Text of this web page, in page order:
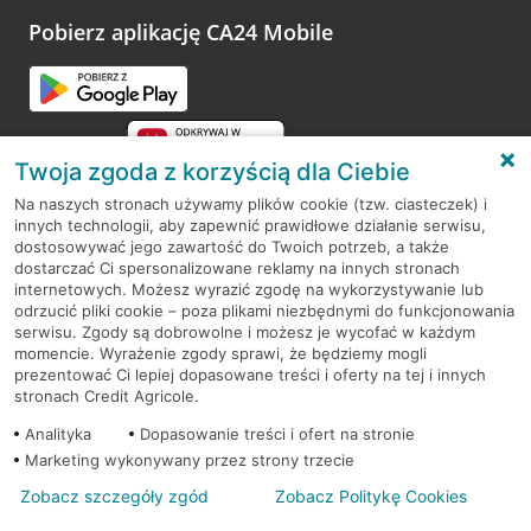
opinie.
Pobierz aplikację CA24 Mobile
RODO
Regulamin serwisu
Mapa serwisu
PolitykaCookies
© 2026 Credit Agricole Bank Polska S.A. Wszelkie prawa zastrzeżone
Twoja zgoda z korzyścią dla Ciebie
Na naszych stronach używamy plików cookie (tzw. ciasteczek) i
innych technologii, aby zapewnić prawidłowe działanie serwisu,
dostosowywać jego zawartość do Twoich potrzeb, a także
dostarczać Ci spersonalizowane reklamy na innych stronach
internetowych. Możesz wyrazić zgodę na wykorzystywanie lub
odrzucić pliki cookie – poza plikami niezbędnymi do funkcjonowania
serwisu. Zgody są dobrowolne i możesz je wycofać w każdym
momencie. Wyrażenie zgody sprawi, że będziemy mogli
prezentować Ci lepiej dopasowane treści i oferty na tej i innych
stronach Credit Agricole.
Analityka
Dopasowanie treści i ofert na stronie
Marketing wykonywany przez strony trzecie
Zobacz szczegóły zgód Zobacz Politykę Cookies